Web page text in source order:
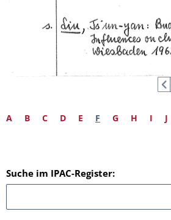
A B C D E F G H I J
Suche im IPAC-Register: